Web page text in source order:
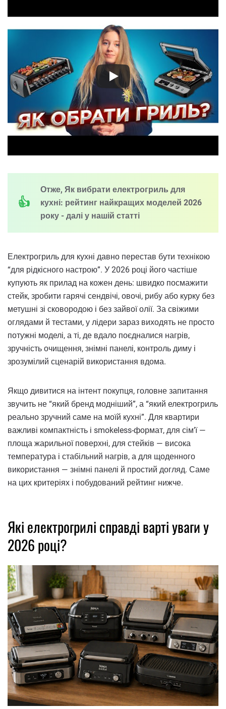
Отже, Як вибрати електрогриль для
кухні: рейтинг найкращих моделей 2026
року - далі у нашій статті
Електрогриль для кухні давно перестав бути технікою
“для рідкісного настрою”. У 2026 році його частіше
купують як прилад на кожен день: швидко посмажити
стейк, зробити гарячі сендвічі, овочі, рибу або курку без
метушні зі сковородою і без зайвої олії. За свіжими
оглядами й тестами, у лідери зараз виходять не просто
потужні моделі, а ті, де вдало поєдналися нагрів,
зручність очищення, знімні панелі, контроль диму і
зрозумілий сценарій використання вдома.
Якщо дивитися на інтент покупця, головне запитання
звучить не “який бренд модніший”, а “який електрогриль
реально зручний саме на моїй кухні”. Для квартири
важливі компактність і smokeless-формат, для сім’ї —
площа жарильної поверхні, для стейків — висока
температура і стабільний нагрів, а для щоденного
використання — знімні панелі й простий догляд. Саме
на цих критеріях і побудований рейтинг нижче.
Які електрогрилі справді варті уваги у
2026 році?